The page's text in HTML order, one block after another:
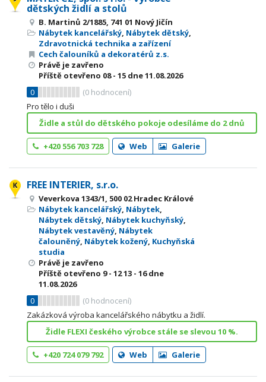
dětských židlí a stolů
B. Martinů 2/1885, 741 01 Nový Jičín
Nábytek kancelářský, Nábytek dětský,
Zdravotnická technika a zařízení
Cech čalouníků a dekoratérů z.s.
Právě je zavřeno
Příště otevřeno 08 - 15 dne 11.08.2026
0
(0 hodnocení)
Pro tělo i duši
Židle a stůl do dětského pokoje odesíláme do 2 dnů
+420 556 703 728 Web Galerie
FREE INTERIER, s.r.o.
Veverkova 1343/1, 500 02 Hradec Králové
Nábytek kancelářský, Nábytek,
Nábytek dětský, Nábytek kuchyňský,
Nábytek vestavěný, Nábytek
čalouněný, Nábytek kožený, Kuchyňská
studia
Právě je zavřeno
Příště otevřeno 9 - 1213 - 16dne
11.08.2026
0
(0 hodnocení)
Zakázková výroba kancelářského nábytku a židlí.
Židle FLEXI českého výrobce stále se slevou 10 %.
+420 724 079 792 Web Galerie